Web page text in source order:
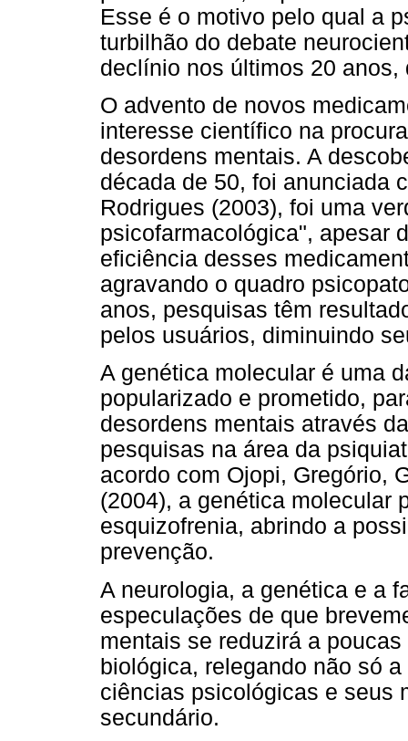
Esse é o motivo pelo qual a
turbilhão do debate
declínio nos últimos 20
O advento de novos
interesse científico na
desordens mentais. A
década de 50, foi anunciada
Rodrigues (2003), foi uma
psicofarmacológica", apesar
eficiência desses
agravando o quadro
anos, pesquisas têm
pelos usuários, diminuindo
A genética molecular é uma
popularizado e prometido,
desordens mentais através
pesquisas na área da
acordo com Ojopi, Gregório,
(2004), a genética molecular
esquizofrenia, abrindo a
prevenção.
A neurologia, a genética e a
especulações de que
mentais se reduzirá a
biológica, relegando não só
ciências psicológicas e seus
secundário.